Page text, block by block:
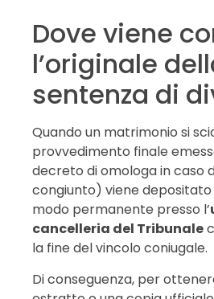
Dove viene
l’originale
sentenza di
Quando un matrimonio si
provvedimento finale
decreto di omologa in caso
congiunto) viene
modo permanente presso l’
cancelleria del Tribunale
la fine del vincolo coniugale.
Di conseguenza, per